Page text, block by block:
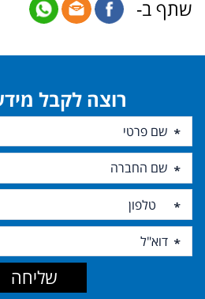
שתף ב-
רוצה לקבל
שליחה